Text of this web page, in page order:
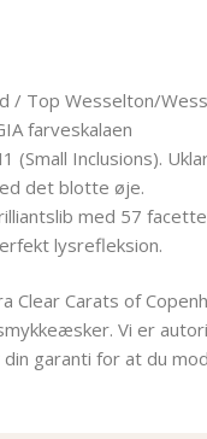
/ Top Wesselton/
farveskalaen
(Small Inclusions).
det blotte øje.
med 57
lysrefleksion.
Clear Carats of
Vi er
garanti for at du